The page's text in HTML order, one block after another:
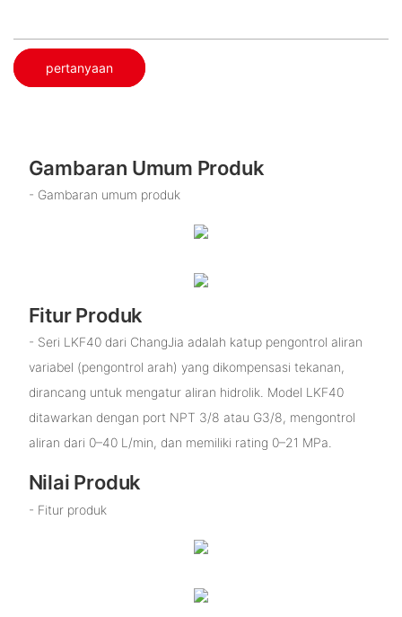
pertanyaan
Gambaran Umum Produk
- Gambaran umum produk
Fitur Produk
- Seri LKF40 dari ChangJia adalah katup pengontrol aliran
variabel (pengontrol arah) yang dikompensasi tekanan,
dirancang untuk mengatur aliran hidrolik. Model LKF40
ditawarkan dengan port NPT 3/8 atau G3/8, mengontrol
aliran dari 0–40 L/min, dan memiliki rating 0–21 MPa.
Nilai Produk
- Fitur produk